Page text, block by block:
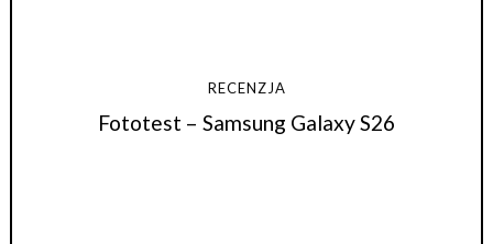
RECENZJA
Fototest – Samsung Galaxy S26